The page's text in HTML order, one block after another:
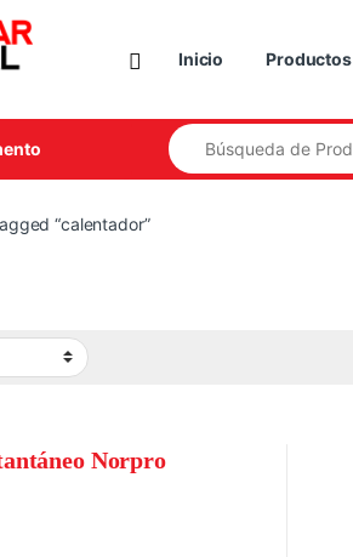
Inicio Productos
Search for:
“calentador”
Norpro